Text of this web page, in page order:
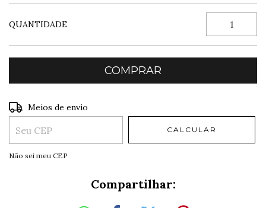
QUANTIDADE
Entregas para o CEP:
Meios de envio
CALCULAR
Não sei meu CEP
Compartilhar: